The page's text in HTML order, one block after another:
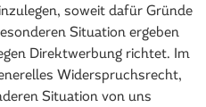
soweit dafür Gründe
Situation ergeben
Direktwerbung richtet. Im
Widerspruchsrecht,
Situation von uns